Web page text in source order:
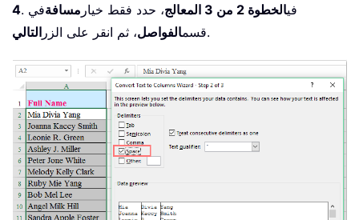
4 . فيالخطوة 2 من 3 المعالج ، حدد فقط خيار مسافةفي
قسمالفواصل، ثم انقر على الزر التالي .